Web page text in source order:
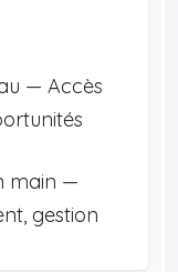
— Accès
main —
gestion